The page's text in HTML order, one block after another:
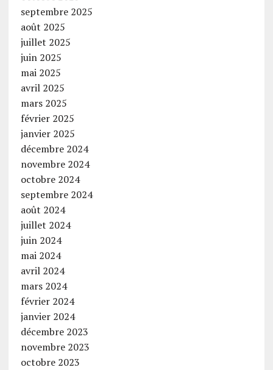
septembre 2025
août 2025
juillet 2025
juin 2025
mai 2025
avril 2025
mars 2025
février 2025
janvier 2025
décembre 2024
novembre 2024
octobre 2024
septembre 2024
août 2024
juillet 2024
juin 2024
mai 2024
avril 2024
mars 2024
février 2024
janvier 2024
décembre 2023
novembre 2023
octobre 2023